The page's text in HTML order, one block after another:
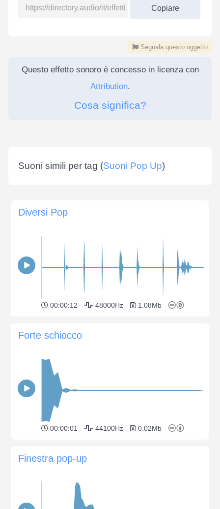
Copiare
Segnala questo oggetto
Questo effetto sonoro è concesso in licenza con
Attribution.
Cosa significa?
Suoni simili per tag (Suoni Pop Up)
Diversi Pop
00:00:12 48000Hz 1.08Mb
Forte schiocco
00:00:01 44100Hz 0.02Mb
Finestra pop-up